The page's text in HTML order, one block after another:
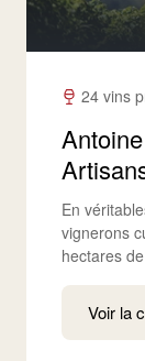
24 vins
En
vignerons
hectares
Voir la